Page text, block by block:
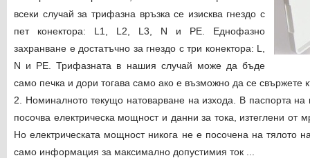
всеки случай за трифазна връзка се изисква гнездо с
пет конектора: L1, L2, L3, N и PE. Еднофазно
захранване е достатъчно за гнездо с три конектора: L,
N и PE. Трифазната в нашия случай може да бъде
само печка и дори тогава само ако е възможно да се
2. Номиналното текущо натоварване на изхода. В паспорта на
посочва електрическа мощност и данни за тока, изтеглени
Но електрическата мощност никога не е посочена на тялото
само информация за максимално допустимия ток ...